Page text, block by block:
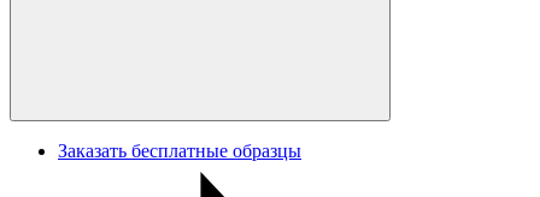
Заказать бесплатные образцы